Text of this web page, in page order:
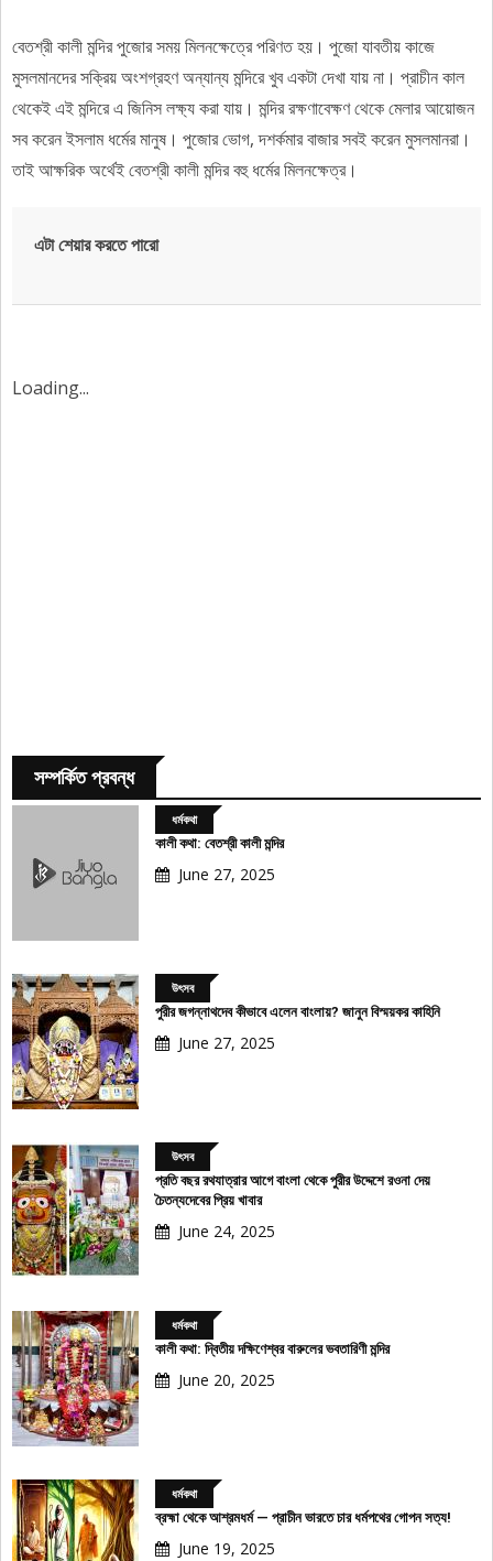
বেতশ্রী কালী মন্দির পুজোর সময় মিলনক্ষেত্রে পরিণত হয়। পুজো যাবতীয় কাজে
মুসলমানদের সক্রিয় অংশগ্রহণ অন্যান্য মন্দিরে খুব একটা দেখা যায় না। প্রাচীন কাল
থেকেই এই মন্দিরে এ জিনিস লক্ষ্য করা যায়। মন্দির রক্ষণাবেক্ষণ থেকে মেলার আয়োজন
সব করেন ইসলাম ধর্মের মানুষ। পুজোর ভোগ, দশর্কমার বাজার সবই করেন মুসলমানরা।
তাই আক্ষরিক অর্থেই বেতশ্রী কালী মন্দির বহু ধর্মের মিলনক্ষেত্র।
এটা শেয়ার করতে পারো
Loading...
সম্পর্কিত প্রবন্ধ
ধর্মকথা
কালী কথা: বেতশ্রী কালী মন্দির
June 27, 2025
উৎসব
পুরীর জগন্নাথদেব কীভাবে এলেন বাংলায়? জানুন বিস্ময়কর কাহিনি
June 27, 2025
উৎসব
প্রতি বছর রথযাত্রার আগে বাংলা থেকে পুরীর উদ্দেশে রওনা দেয়
চৈতন্যদেবের প্রিয় খাবার
June 24, 2025
ধর্মকথা
কালী কথা: দ্বিতীয় দক্ষিণেশ্বর বারুলের ভবতারিণী মন্দির
June 20, 2025
ধর্মকথা
ব্রহ্মা থেকে আশ্রমধর্ম — প্রাচীন ভারতে চার ধর্মপথের গোপন সত্য!
June 19, 2025